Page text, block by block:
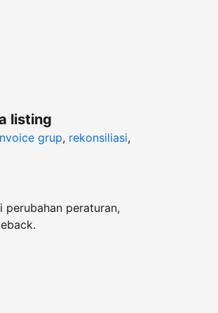
listing
grup, rekonsiliasi,
perubahan peraturan,